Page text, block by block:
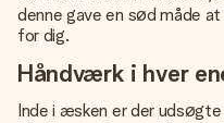
denne gave en sød måde
for dig.
Håndværk i hver
Inde i æsken er der